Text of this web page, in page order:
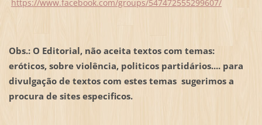
https://www.facebook.com/groups/547472555299607/
Obs.: O Editorial, não aceita textos com temas:
eróticos, sobre violência, politicos partidários.... para
divulgação de textos com estes temas sugerimos a
procura de sites especificos.